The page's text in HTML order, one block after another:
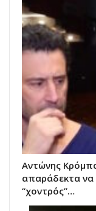
Αντώνης
απαράδεκτα να
“χοντρός”…